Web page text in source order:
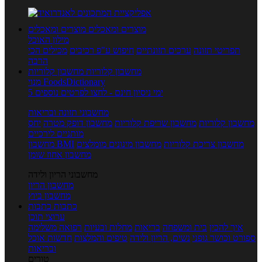
מוצרים ומאכלים מוצרים ומאכלים
מילון האוכל
תפריטי תזונה ערכים תזונתיים חיפוש ע"פ רכיבים מכילים הכי
הרבה
מחשבון קלוריות מחשבון קלוריות
מנוי FoodsDictionary
5 ימי ניסיון חינם - לחצו לפרטים נוספים
מחשבוני תזונה ובריאות
מחשבון קלוריות מחשבון שריפת קלוריות מחשבון דופק מטרה יחס
מותניים לירכיים
מחשבון BMI
מחשבון צריכת קלוריות מחשבון מינונים מומלצים
מחשבון אחוז שומן
מחשבוני הריון ולידה
מחשבון הריון
מחשבון ביוץ
כתבות כתבות
ערוצי תוכן
איך להכין בית ומשפחה בריאות מחלות ובעיות רפואה משלימה
ספורט וכושר גופני נשים, הריון ולידה טיפים והמלצות חדשות אוכל
ובריאות
טורים